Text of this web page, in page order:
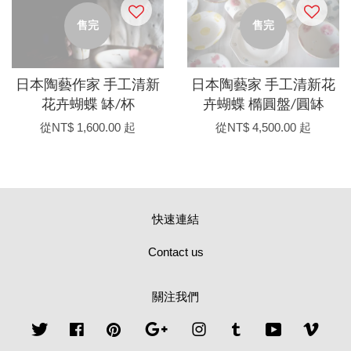
售完
日本陶藝作家 手工清新
花卉蝴蝶 缽/杯
從NT$ 1,600.00 起
售完
日本陶藝家 手工清新花
卉蝴蝶 橢圓盤/圓缽
從NT$ 4,500.00 起
快速連結
Contact us
關注我們
Twitter FacebookPinterest Google InstagramTumblr YouTube